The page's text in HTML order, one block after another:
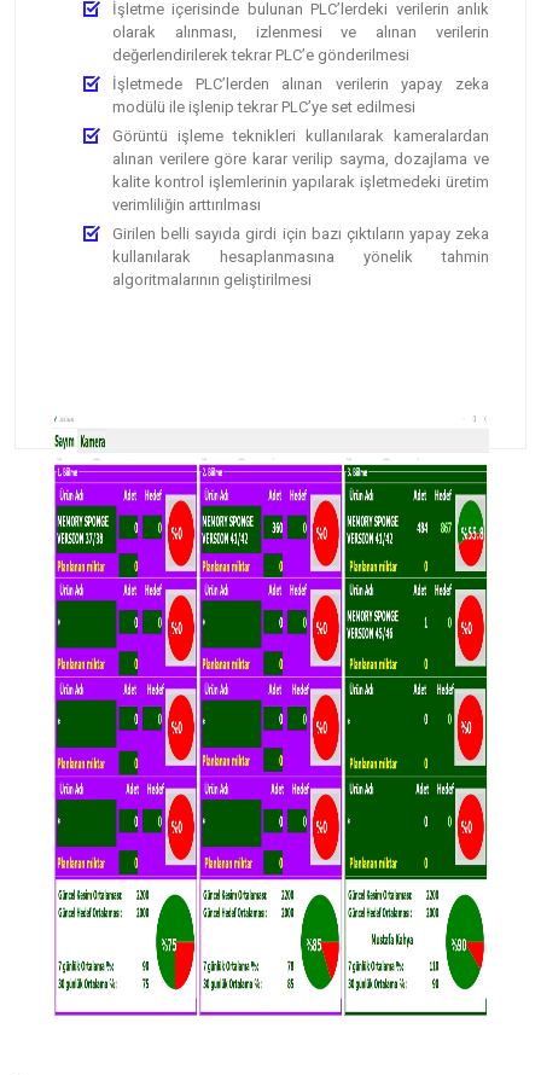
İşletme içerisinde bulunan PLC’lerdeki verilerin anlık
olarak alınması, izlenmesi ve alınan verilerin
değerlendirilerek tekrar PLC’e gönderilmesi
İşletmede PLC’lerden alınan verilerin yapay zeka
modülü ile işlenip tekrar PLC’ye set edilmesi
Görüntü işleme teknikleri kullanılarak kameralardan
alınan verilere göre karar verilip sayma, dozajlama ve
kalite kontrol işlemlerinin yapılarak işletmedeki üretim
verimliliğin arttırılması
Girilen belli sayıda girdi için bazı çıktıların yapay zeka
kullanılarak hesaplanmasına yönelik tahmin
algoritmalarının geliştirilmesi